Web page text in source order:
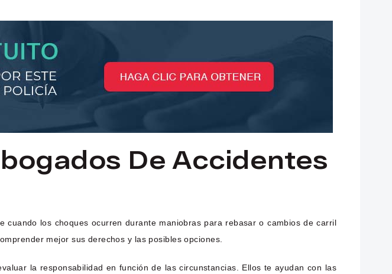
De Accidentes
cuando los choques ocurren durante maniobras para rebasar o cambios de carril
mejor sus derechos y las posibles opciones.
la responsabilidad en función de las circunstancias. Ellos te ayudan con las